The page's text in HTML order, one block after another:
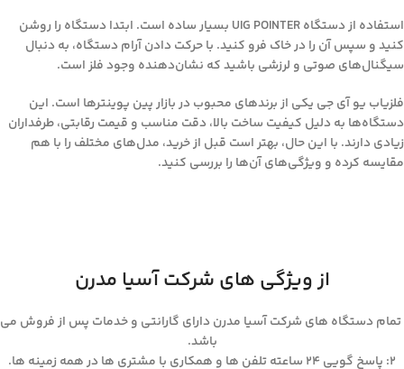
استفاده از دستگاه UIG POINTER بسیار ساده است. ابتدا دستگاه را روشن
کنید و سپس آن را در خاک فرو کنید. با حرکت دادن آرام دستگاه، به دنبال
سیگنال‌های صوتی و لرزشی باشید که نشان‌دهنده وجود فلز است.
فلزیاب یو آی جی یکی از برندهای محبوب در بازار پین پوینترها است. این
دستگاه‌ها به دلیل کیفیت ساخت بالا، دقت مناسب و قیمت رقابتی، طرفداران
زیادی دارند. با این حال، بهتر است قبل از خرید، مدل‌های مختلف را با هم
مقایسه کرده و ویژگی‌های آن‌ها را بررسی کنید.
از ویژگی های شرکت آسیا مدرن
تمام دستگاه های شرکت آسیا مدرن دارای گارانتی و خدمات پس از فروش می
باشد.
۲: پاسخ گویی ۲۴ ساعته تلفن ها و همکاری با مشتری ها در همه زمینه ها.